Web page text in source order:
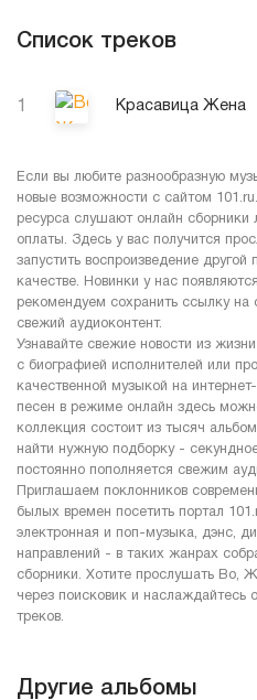
Список треков
1 Красавица Жена
Если вы любите разнообразную
новые возможности с сайтом
ресурса слушают онлайн сборники
оплаты. Здесь у вас получится
запустить воспроизведение
качестве. Новинки у нас
рекомендуем сохранить ссылку на
свежий аудиоконтент.
Узнавайте свежие новости из
с биографией исполнителей или
качественной музыкой на
песен в режиме онлайн здесь
коллекция состоит из тысяч
найти нужную подборку -
постоянно пополняется свежим
Приглашаем поклонников
былых времен посетить портал
электронная и поп-музыка, дэнс,
направлений - в таких жанрах
сборники. Хотите прослушать Во,
через поисковик и наслаждайтесь
треков.
Другие альбомы